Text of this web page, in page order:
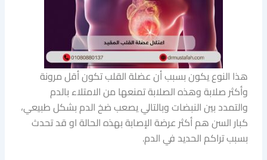
هذا النوع يكون بسبب أن عضلة القلب تكون أقل مرونة
وأكثر صلابة وهذه الصلابة تمنعها من الامتلاء بالدم
والتمدد بين النبضات وبالتالي يصعب ضخ الدم بشكل طبيعي،
كبار السن هم أكثر عرضة الإصابة بهذه الحالة او قد تحدث
بسبب تراكم الحديد في الدم.